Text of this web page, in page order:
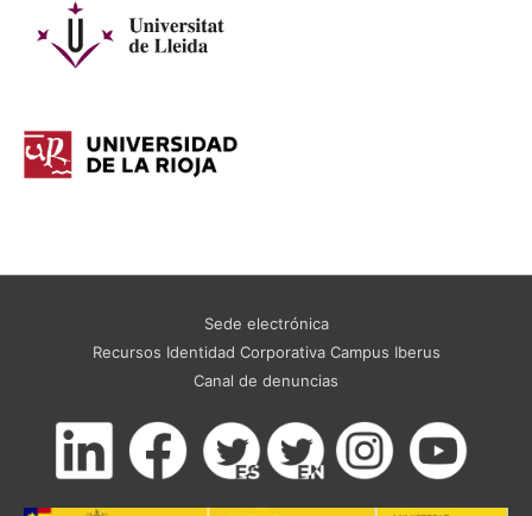
Sede electrónica
Recursos Identidad Corporativa Campus Iberus
Canal de denuncias